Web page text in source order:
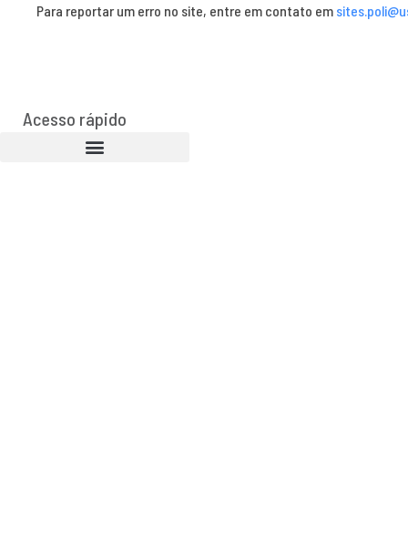
Para reportar um erro no site, entre em contato em
Acesso rápido